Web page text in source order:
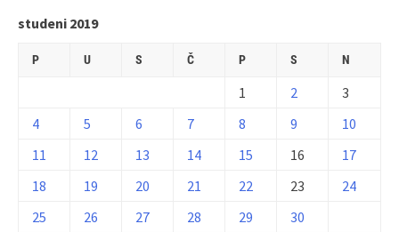
studeni 2019
P U S Č P S N
1 2
3
4
5 6 7 8 9
10
11
12 13 14 15 16
17
18
19 20 21 22 23
24
25
26 27 28 29 30